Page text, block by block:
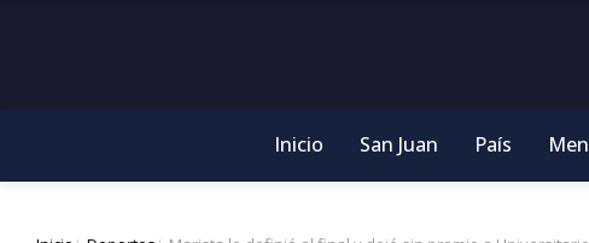
Inicio San Juan País